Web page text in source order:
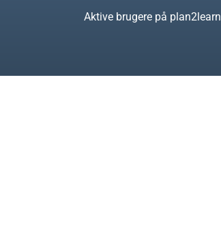
Aktive brugere på plan2learn